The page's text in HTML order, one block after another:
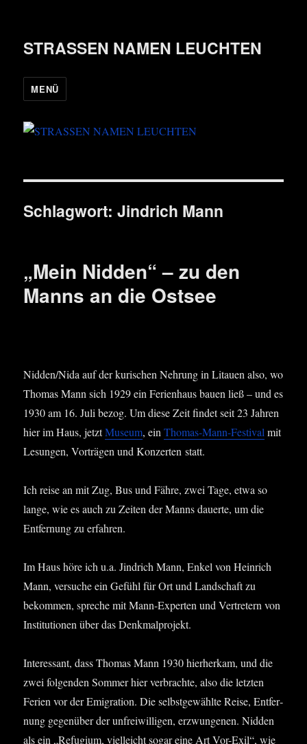
STRASSEN NAMEN LEUCHTEN
MENÜ
Schlagwort:Jindrich Mann
„Mein Nidden“ – zu den
Manns an die Ostsee
Nidden/Nida auf der kuri­schen Neh­rung in Litau­en also, wo
Tho­mas Mann sich 1929 ein Feri­en­haus bau­en ließ – und es
1930 am 16. Juli bezog. Um die­se Zeit fin­det seit 23 Jah­ren
hier im Haus, jetztMuse­um, einTho­mas-Mann-Fes­ti­valmit
Lesun­gen, Vor­trä­gen und Kon­zer­ten statt.
Ich rei­se an mit Zug, Bus und Fäh­re, zwei Tage, etwa so
lan­ge, wie es auch zu Zei­ten der Manns dau­er­te, um die
Ent­fer­nung zu erfahren.
Im Haus höre ich u.a. Jind­rich Mann, Enkel von Hein­rich
Mann, ver­su­che ein Gefühl für Ort und Land­schaft zu
bekom­men, spre­che mit Mann-Exper­ten und Ver­tre­tern von
Insti­tu­tio­nen über das Denkmalprojekt.
Inter­es­sant, dass Tho­mas Mann 1930 hier­her­kam, und die
zwei fol­gen­den Som­mer hier ver­brach­te, also die letz­ten
Feri­en vor der Emi­gra­ti­on. Die selbst­ge­wähl­te Rei­se, Ent­fer­
nung gegen­über der unfrei­wil­li­gen, erzwun­ge­nen. Nid­den
als ein „Refu­gi­um, viel­leicht sogar eine Art Vor-Exil“, wie